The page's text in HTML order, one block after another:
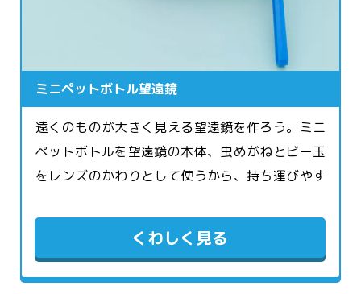
ミニペットボトル望遠鏡
遠くのものが大きく見える望遠鏡を作ろう。ミニ
ペットボトルを望遠鏡の本体、虫めがねとビー玉
をレンズのかわりとして使うから、持ち運びやす
くわしく見る